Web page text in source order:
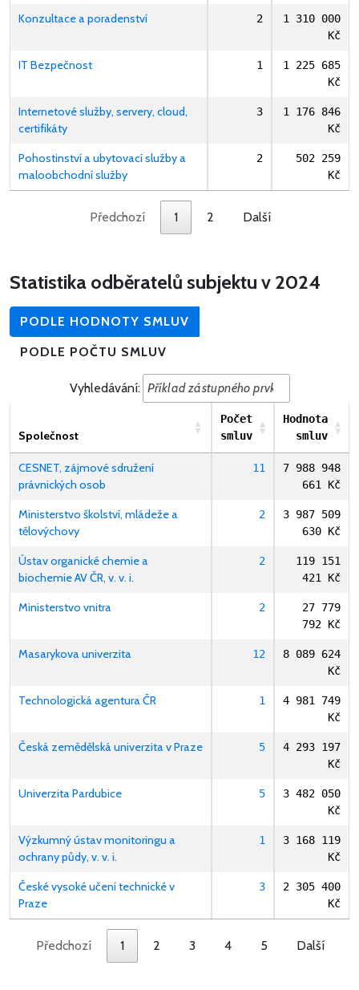
Konzultace a poradenství 2
1 310 000
Kč
IT Bezpečnost 1
1 225 685
Kč
Internetové služby, servery, cloud,
certifikáty
3
1 176 846
Kč
Pohostinství a ubytovací služby a
maloobchodní služby
2
502 259
Kč
Předchozí 1 2 Další
Statistika odběratelů subjektu v 2024
PODLE HODNOTY SMLUV
PODLE POČTU SMLUV
Vyhledávání:
Společnost
Počet
smluv
Hodnota
smluv
CESNET, zájmové sdružení
právnických osob
11
7 988 948
661 Kč
Ministerstvo školství, mládeže a
tělovýchovy
2
3 987 509
630 Kč
Ústav organické chemie a
biochemie AV ČR, v. v. i.
2
119 151
421 Kč
Ministerstvo vnitra 2
27 779
792 Kč
Masarykova univerzita 12
8 089 624
Kč
Technologická agentura ČR 1
4 981 749
Kč
Česká zemědělská univerzita v Praze 5
4 293 197
Kč
Univerzita Pardubice 5
3 482 050
Kč
Výzkumný ústav monitoringu a
ochrany půdy, v. v. i.
1
3 168 119
Kč
České vysoké učení technické v
Praze
3
2 305 400
Kč
Předchozí 1 2 3 4 5 Další